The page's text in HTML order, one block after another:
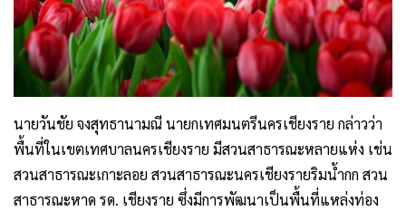
นายวันชัย จงสุทธานามณี นายกเทศมนตรีนครเชียงราย กล่าวว่า
พื้นที่ในเขตเทศบาลนครเชียงราย มีสวนสาธารณะหลายแห่ง เช่น
สวนสาธารณะเกาะลอย สวนสาธารณะนครเชียงรายริมน้ำกก สวน
สาธารณะหาด รด. เชียงราย ซึ่งมีการพัฒนาเป็นพื้นที่แหล่งท่อง